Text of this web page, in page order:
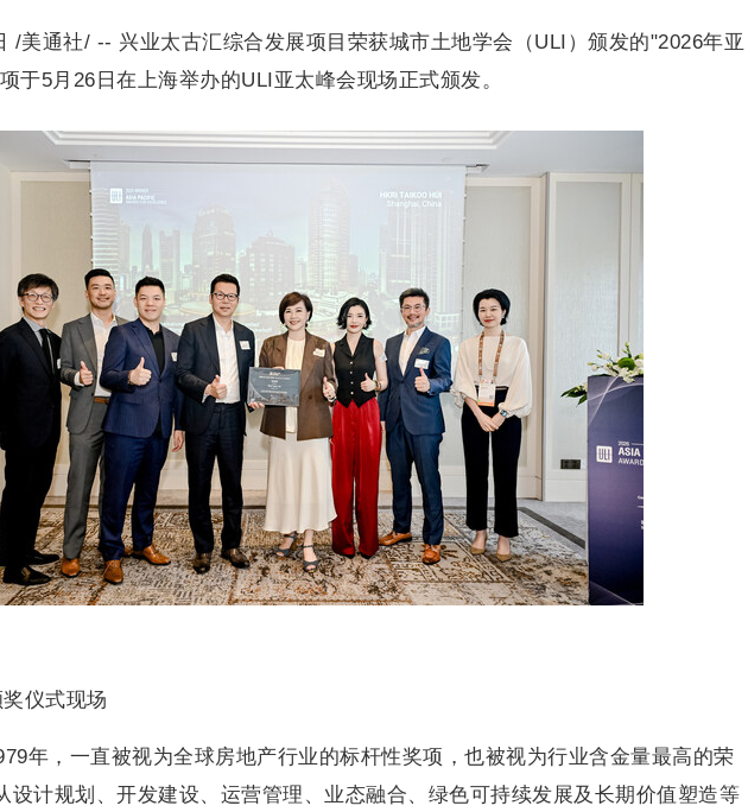
/美通社/ -- 兴业太古汇综合发展项目荣获城市土地学会（ULI）颁发的"2026年亚
于5月26日在上海举办的ULI亚太峰会现场正式颁发。
仪式现场
年，一直被视为全球房地产行业的标杆性奖项，也被视为行业含金量最高的荣
设计规划、开发建设、运营管理、业态融合、绿色可持续发展及长期价值塑造等